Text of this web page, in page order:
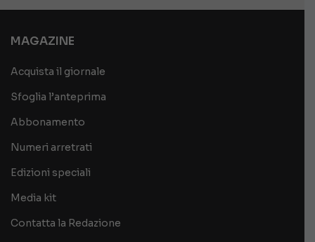
MAGAZINE
Acquista il giornale
Sfoglia l’anteprima
Abbonamento
Numeri arretrati
Edizioni speciali
Media kit
Contatta la Redazione